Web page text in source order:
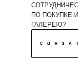
ПО ПОКУПКЕ
ГАЛЕРЕЮ?